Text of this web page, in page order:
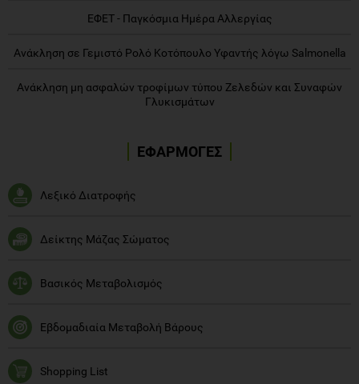
ΕΦΕΤ - Παγκόσμια Ημέρα Αλλεργίας
Ανάκληση σε Γεμιστό Ρολό Κοτόπουλο Υφαντής λόγω Salmonella
Ανάκληση μη ασφαλών τροφίμων τύπου Ζελεδών και Συναφών
Γλυκισμάτων
ΕΦΑΡΜΟΓΕΣ
Λεξικό Διατροφής
Δείκτης Μάζας Σώματος
Βασικός Μεταβολισμός
Εβδομαδιαία Μεταβολή Βάρους
Shopping List